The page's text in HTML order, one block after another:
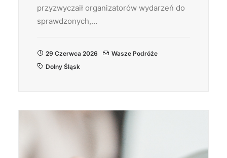
przyzwyczaił organizatorów wydarzeń do
sprawdzonych,…
29 Czerwca 2026
Wasze Podróże
Dolny Śląsk